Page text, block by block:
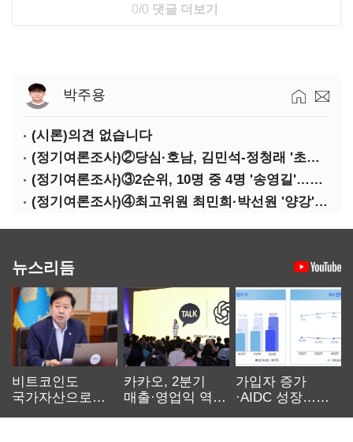
0/0 댓글 더보기
박주용
(시론)의견 없습니다
(정기여론조사)②당심·호남, 김민석-정청래 '초접전'
(정기여론조사)③2순위, 10명 중 4명 '송영길'…정청래 '한 자릿수'
(정기여론조사)④최고위원 최민희·박선원 '양강'…서미화·이성윤·임미애 뒤이어
뉴스리듬
비트코인도
국가자산으로…'
카카오, 2분기
매출·영업익 역대
가입자 증가
·AIDC 성장…